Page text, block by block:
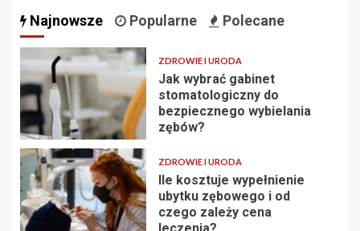
Najnowsze Popularne Polecane
ZDROWIE I URODA
Jak wybrać gabinet
stomatologiczny do
bezpiecznego wybielania
zębów?
ZDROWIE I URODA
Ile kosztuje wypełnienie
ubytku zębowego i od
czego zależy cena